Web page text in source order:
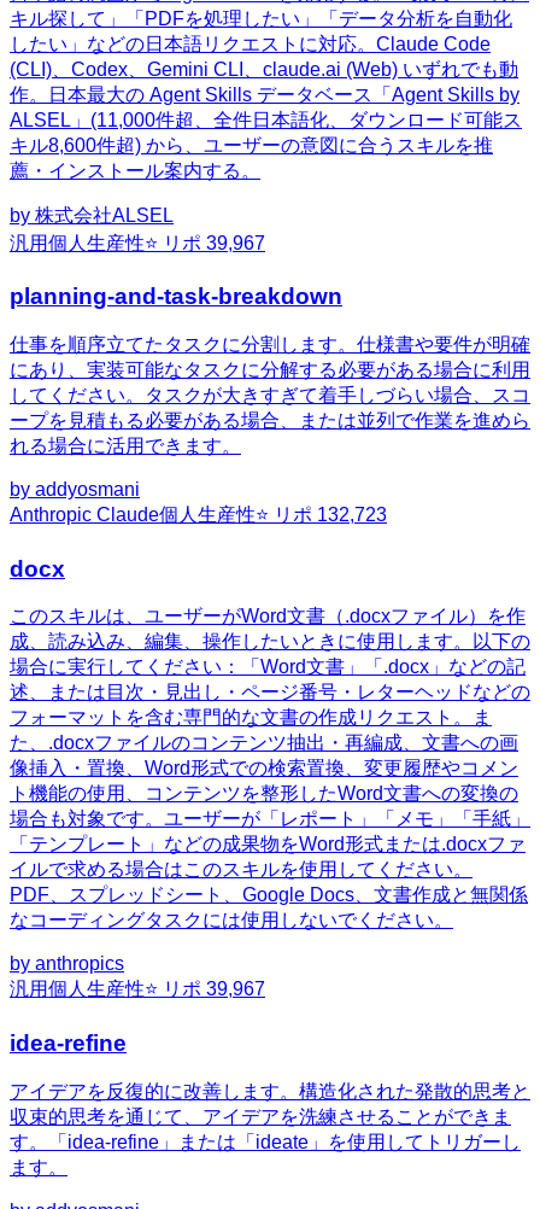
キル探して」「PDFを処理したい」「データ分析を自動化
したい」などの日本語リクエストに対応。Claude Code
(CLI)、Codex、Gemini CLI、claude.ai (Web) いずれでも動
作。日本最大の Agent Skills データベース「Agent Skills by
ALSEL」(11,000件超、全件日本語化、ダウンロード可能ス
キル8,600件超) から、ユーザーの意図に合うスキルを推
薦・インストール案内する。
by 株式会社ALSEL
汎用個人生産性⭐ リポ 39,967
planning-and-task-breakdown
仕事を順序立てたタスクに分割します。仕様書や要件が明確
にあり、実装可能なタスクに分解する必要がある場合に利用
してください。タスクが大きすぎて着手しづらい場合、スコ
ープを見積もる必要がある場合、または並列で作業を進めら
れる場合に活用できます。
by addyosmani
Anthropic Claude個人生産性⭐ リポ 132,723
docx
このスキルは、ユーザーがWord文書（.docxファイル）を作
成、読み込み、編集、操作したいときに使用します。以下の
場合に実行してください：「Word文書」「.docx」などの記
述、または目次・見出し・ページ番号・レターヘッドなどの
フォーマットを含む専門的な文書の作成リクエスト。ま
た、.docxファイルのコンテンツ抽出・再編成、文書への画
像挿入・置換、Word形式での検索置換、変更履歴やコメン
ト機能の使用、コンテンツを整形したWord文書への変換の
場合も対象です。ユーザーが「レポート」「メモ」「手紙」
「テンプレート」などの成果物をWord形式または.docxファ
イルで求める場合はこのスキルを使用してください。
PDF、スプレッドシート、Google Docs、文書作成と無関係
なコーディングタスクには使用しないでください。
by anthropics
汎用個人生産性⭐ リポ 39,967
idea-refine
アイデアを反復的に改善します。構造化された発散的思考と
収束的思考を通じて、アイデアを洗練させることができま
す。「idea-refine」または「ideate」を使用してトリガーし
ます。